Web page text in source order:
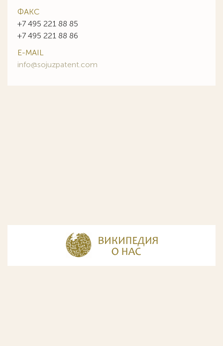
ФАКС
+7 495 221 88 85
+7 495 221 88 86
E-MAIL
info@sojuzpatent.com